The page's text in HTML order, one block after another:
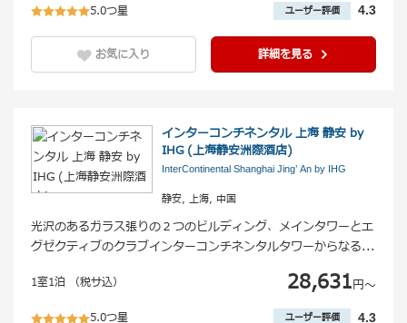
5.0つ星 ユーザー評価 4.3
お気に入り 詳細を見る
インターコンチネンタル 上海 静安 by
IHG (上海静安洲際酒店)
InterContinental Shanghai Jing’ An by IHG
静安, 上海, 中国
光沢のあるガラス張りの２つのビルディング、メインタワーとエ
グゼクティブのクラブインターコンチネンタルタワーからなる...
28,631円〜
1室1泊 （税サ込）
5.0つ星 ユーザー評価 4.3